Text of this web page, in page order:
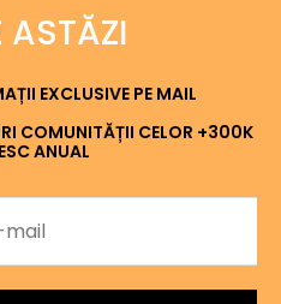
EXCLUSIVE PE MAIL
COMUNITĂȚII CELOR +300K
ANUAL